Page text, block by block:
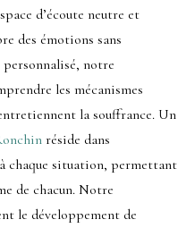
d’écoute neutre et
des émotions sans
personnalisé, notre
les mécanismes
la souffrance. Un
réside dans
chaque situation, permettant
de chacun. Notre
le développement de